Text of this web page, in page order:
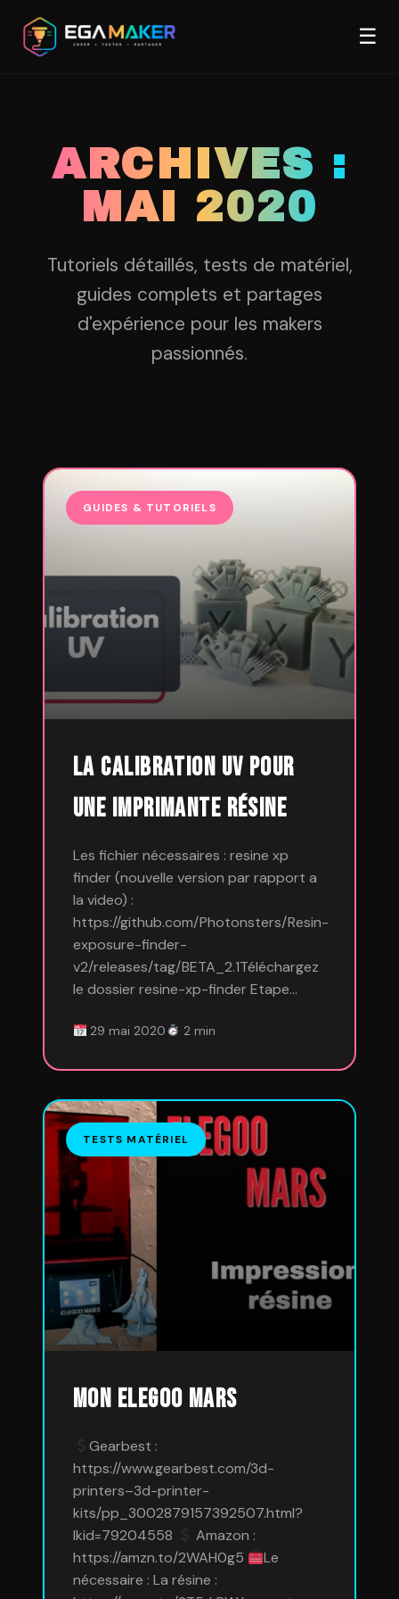
contenu
☰
ARCHIVES :
MAI 2020
Tutoriels détaillés, tests de matériel,
guides complets et partages
d'expérience pour les makers
passionnés.
GUIDES & TUTORIELS
La calibration UV pour
une imprimante résine
Les fichier nécessaires : resine xp
finder (nouvelle version par rapport a
la video) :
https://github.com/Photonsters/Resin-
exposure-finder-
v2/releases/tag/BETA_2.1Téléchargez
le dossier resine-xp-finder Etape…
29 mai 2020 2 min
TESTS MATÉRIEL
Mon Elegoo Mars
Gearbest :
https://www.gearbest.com/3d-
printers–3d-printer-
kits/pp_3002879157392507.html?
lkid=79204558
Amazon :
https://amzn.to/2WAH0g5
Le
nécessaire : La résine :